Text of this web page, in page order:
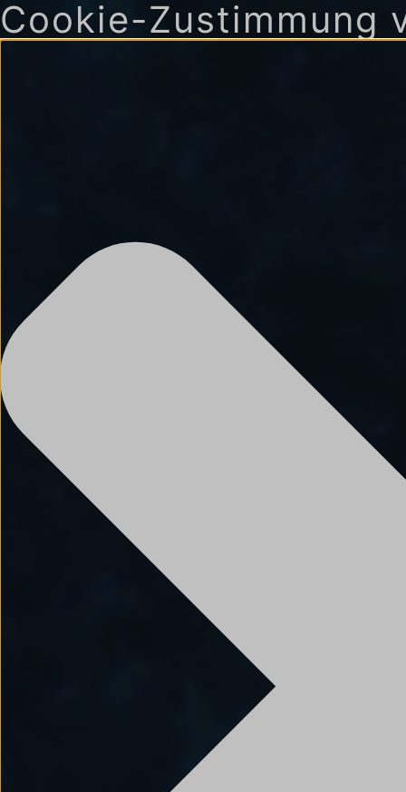
Cookie-Zustimmung